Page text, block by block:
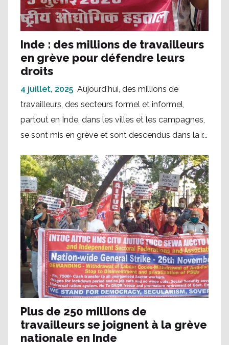
Inde : des millions de travailleurs
en grève pour défendre leurs
droits
4 juillet, 2025 Aujourd'hui, des millions de
travailleurs, des secteurs formel et informel,
partout en Inde, dans les villes et les campagnes,
se sont mis en grève et sont descendus dans la r...
Plus de 250 millions de
travailleurs se joignent à la grève
nationale en Inde